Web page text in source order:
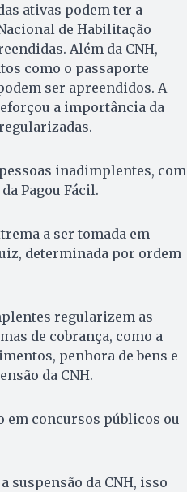
ativas podem ter a
de Habilitação
Além da CNH,
como o passaporte
ser apreendidos. A
a importância da
inadimplentes, com
Pagou Fácil.
a ser tomada em
determinada por ordem
regularizem as
de cobrança, como a
penhora de bens e
da CNH.
em concursos públicos ou
suspensão da CNH, isso